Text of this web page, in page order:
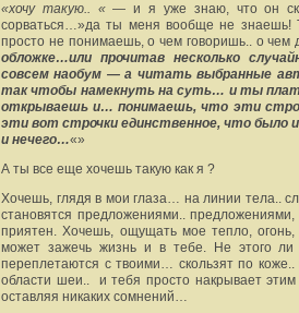
«хочу такую.. «— и я уже знаю, что он
сорваться…»да ты меня вообще не
просто не понимаешь, о чем говоришь.. о чем
обложке…или прочитав несколько
совсем наобум — а читать выбранные
так чтобы намекнуть на суть… и ты
открываешь и… понимаешь, что эти
эти вот строчки единственное, что было
и нечего…«»
А ты все еще хочешь такую как я ?
Хочешь, глядя в мои глаза… на линии тела..
становятся предложениями..
приятен. Хочешь, ощущать мое тепло,
может зажечь жизнь и в тебе. Не этого
переплетаются с твоими… скользят по
области шеи.. и тебя просто накрывает
оставляя никаких сомнений…